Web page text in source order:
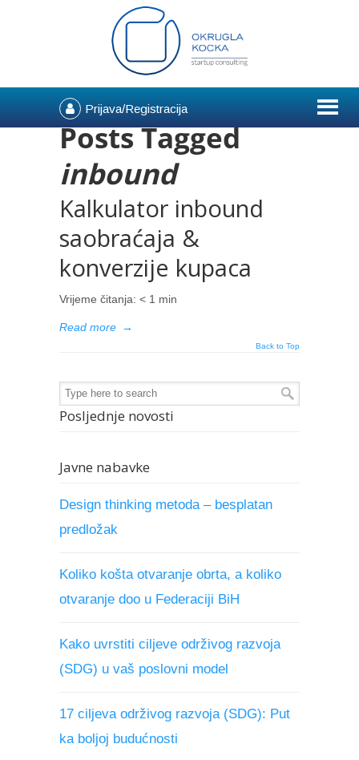
Prijava/Registracija
Posts Tagged
inbound
Kalkulator inbound
saobraćaja &
konverzije kupaca
Vrijeme čitanja: < 1 min
Read more →
Back to Top
Posljednje novosti
Javne nabavke
Design thinking metoda – besplatan
predložak
Koliko košta otvaranje obrta, a koliko
otvaranje doo u Federaciji BiH
Kako uvrstiti ciljeve održivog razvoja
(SDG) u vaš poslovni model
17 ciljeva održivog razvoja (SDG): Put
ka boljoj budućnosti